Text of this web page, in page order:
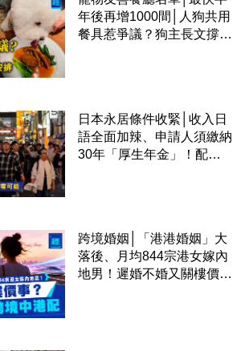
年後再增1000間│人狗共用
餐具惹爭議？狗主長文撐
日本永居條件收緊│收入日
語全面加辣、申請人須繳納
30年「厚生年金」！配偶
跨境婚姻│「港港婚姻」大
落後、月均844宗港女嫁內
地男！遲婚不婚又關樓價